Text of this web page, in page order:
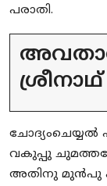
പരാതി.
വകുപ്പു
അതിനു മുൻപു